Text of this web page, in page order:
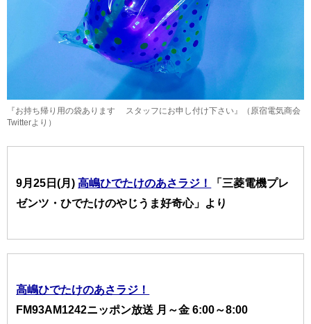
『お持ち帰り用の袋あります スタッフにお申し付け下さい』（原宿電気商会
Twitterより）
9月25日(月)高嶋ひでたけのあさラジ！
「三菱電機プレ
ゼンツ・ひでたけのやじうま好奇心」より
高嶋ひでたけのあさラジ！
FM93AM1242ニッポン放送 月～金 6:00～8:00